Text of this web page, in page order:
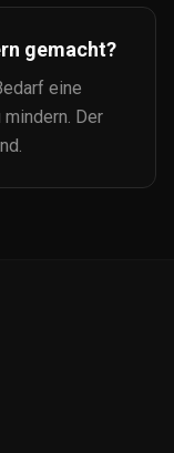
gemacht?
eine
Der